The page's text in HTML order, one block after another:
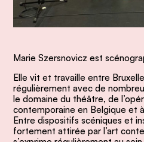
Marie Szersnovicz est
Elle vit et travaille entre
régulièrement avec de
le domaine du théâtre, de
contemporaine en Belgique et
Entre dispositifs scéniques et
fortement attirée par l’art